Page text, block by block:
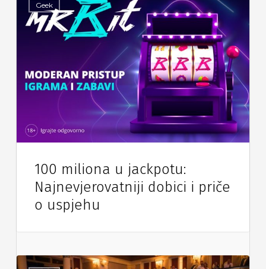
Geek
100 miliona u jackpotu:
Najnevjerovatniji dobici i priče
o uspjehu